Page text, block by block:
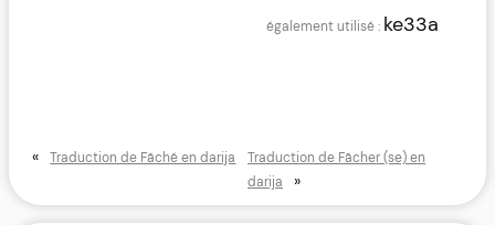
ke33a
« Traduction de Fâché en darija
Traduction de Fâcher (se) en
darija
»